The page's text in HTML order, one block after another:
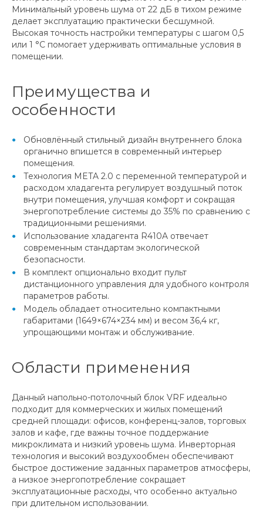
Минимальный уровень шума от 22 дБ в тихом режиме
делает эксплуатацию практически бесшумной.
Высокая точность настройки температуры с шагом 0,5
или 1 °С помогает удерживать оптимальные условия в
помещении.
Преимущества и
особенности
Обновлённый стильный дизайн внутреннего блока
органично впишется в современный интерьер
помещения.
Технология META 2.0 с переменной температурой и
расходом хладагента регулирует воздушный поток
внутри помещения, улучшая комфорт и сокращая
энергопотребление системы до 35% по сравнению с
традиционными решениями.
Использование хладагента R410A отвечает
современным стандартам экологической
безопасности.
В комплект опционально входит пульт
дистанционного управления для удобного контроля
параметров работы.
Модель обладает относительно компактными
габаритами (1649×674×234 мм) и весом 36,4 кг,
упрощающими монтаж и обслуживание.
Области применения
Данный напольно-потолочный блок VRF идеально
подходит для коммерческих и жилых помещений
средней площади: офисов, конференц-залов, торговых
залов и кафе, где важны точное поддержание
микроклимата и низкий уровень шума. Инверторная
технология и высокий воздухообмен обеспечивают
быстрое достижение заданных параметров атмосферы,
а низкое энергопотребление сокращает
эксплуатационные расходы, что особенно актуально
при длительном использовании.